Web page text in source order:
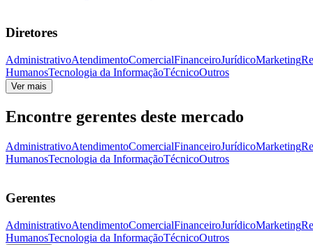
Diretores
AdministrativoAtendimentoComercialFinanceiroJurídicoMarketing
HumanosTecnologia da InformaçãoTécnicoOutros
Ver mais
Encontre gerentes deste mercado
AdministrativoAtendimentoComercialFinanceiroJurídicoMarketing
HumanosTecnologia da InformaçãoTécnicoOutros
Gerentes
AdministrativoAtendimentoComercialFinanceiroJurídicoMarketing
HumanosTecnologia da InformaçãoTécnicoOutros